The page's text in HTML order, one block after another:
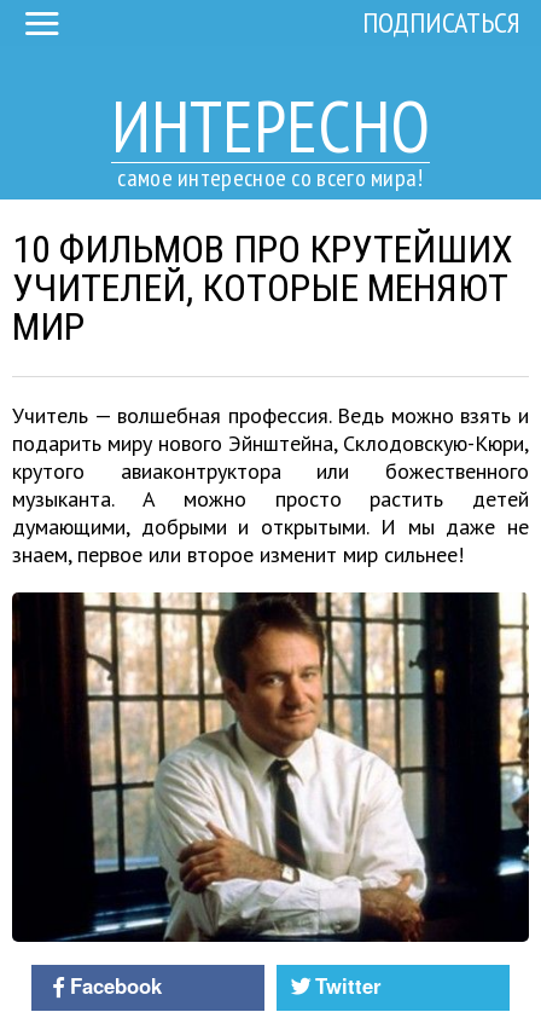
ИНТЕРЕСНО
самое интересное со всего мира!
ПОДПИСАТЬСЯ
10 ФИЛЬМОВ ПРО КРУТЕЙШИХ
УЧИТЕЛЕЙ, КОТОРЫЕ МЕНЯЮТ
МИР
Учитель — волшебная профессия. Ведь можно взять и
подарить миру нового Эйнштейна, Склодовскую-Кюри,
крутого авиаконтруктора или божественного
музыканта. А можно просто растить детей
думающими, добрыми и открытыми. И мы даже не
знаем, первое или второе изменит мир сильнее!
Facebook
Twitter